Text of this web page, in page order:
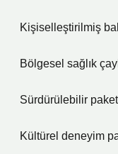
Kişiselleştirilmiş
Bölgesel sağlık
Sürdürülebilir
Kültürel deneyim